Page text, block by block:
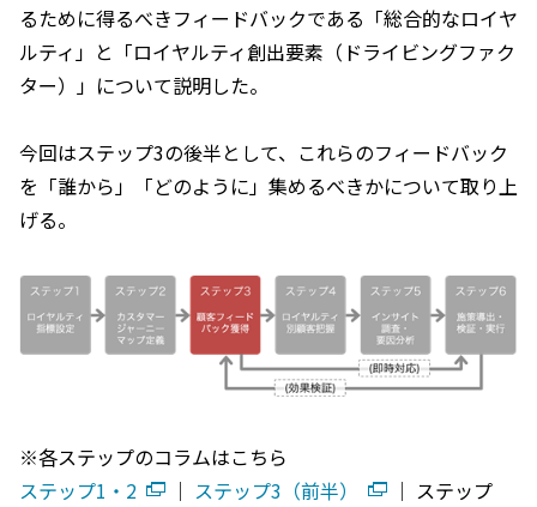
るために得るべきフィードバックである「総合的なロイヤ
ルティ」と「ロイヤルティ創出要素（ドライビングファク
ター）」について説明した。
今回はステップ3の後半として、これらのフィードバック
を「誰から」「どのように」集めるべきかについて取り上
げる。
※各ステップのコラムはこちら
ステップ1・2
│ ステップ3（前半）
│ ステップ